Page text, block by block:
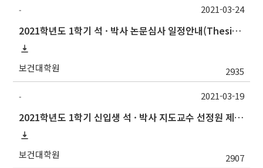
-
2021학년도 1학기 석 · 박사 논문심사 일정안내(Thesis Defense Schedules)
보건대학원 2935
2021-03-24
-
2021학년도 1학기 신입생 석 · 박사 지도교수 선정원 제출(Thesis Advisor)
보건대학원 2907
2021-03-19